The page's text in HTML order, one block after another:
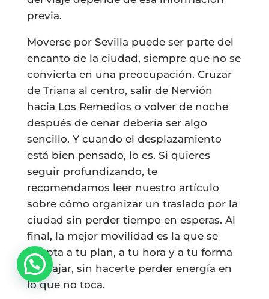
previa.
Moverse por Sevilla puede ser parte del
encanto de la ciudad, siempre que no se
convierta en una preocupación. Cruzar
de Triana al centro, salir de Nervión
hacia Los Remedios o volver de noche
después de cenar debería ser algo
sencillo. Y cuando el desplazamiento
está bien pensado, lo es. Si quieres
seguir profundizando, te
recomendamos leer nuestro artículo
sobre cómo organizar un traslado por la
ciudad sin perder tiempo en esperas. Al
final, la mejor movilidad es la que se
adapta a tu plan, a tu hora y a tu forma
de viajar, sin hacerte perder energía en
lo que no toca.